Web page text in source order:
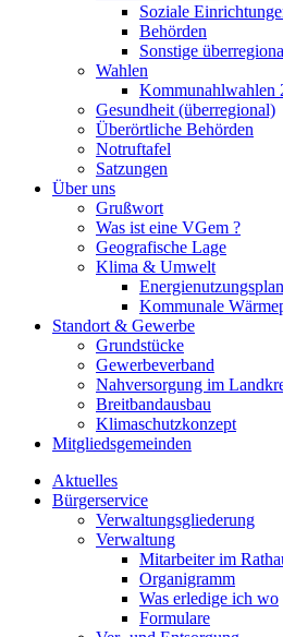
Soziale
Behörden
Sonstige
Wahlen
Kommunahlwahlen
Gesundheit (überregional)
Überörtliche Behörden
Notruftafel
Satzungen
Über uns
Grußwort
Was ist eine VGem ?
Geografische Lage
Klima & Umwelt
Energienutzungsplan
Kommunale
Standort & Gewerbe
Grundstücke
Gewerbeverband
Nahversorgung im
Breitbandausbau
Klimaschutzkonzept
Mitgliedsgemeinden
Aktuelles
Bürgerservice
Verwaltungsgliederung
Verwaltung
Mitarbeiter im
Organigramm
Was erledige ich wo
Formulare